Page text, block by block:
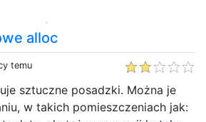
alloc
temu
sztuczne posadzki. Można je
w takich pomieszczeniach jak: